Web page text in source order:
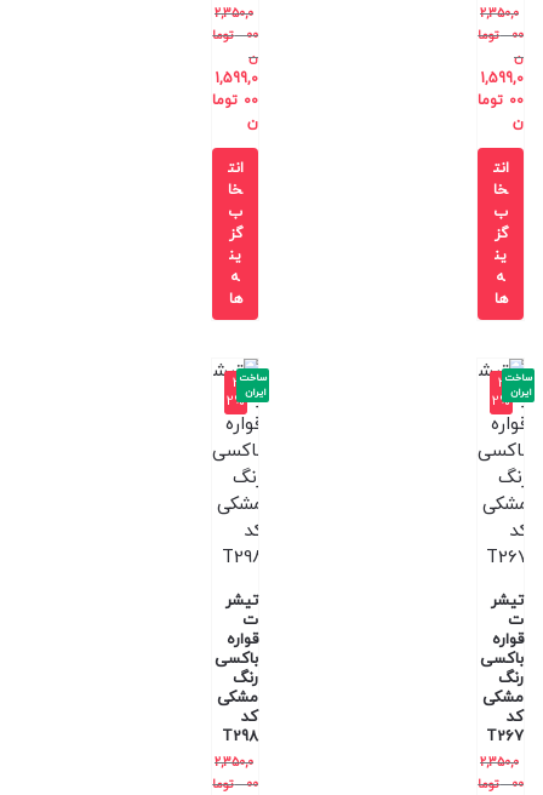
2,350,0
00
توما
ن
1,599,0
00 توما
ن
انت
خا
ب
گز
ین
ه
ها
2,350,0
00
توما
ن
1,599,0
00 توما
ن
انت
خا
ب
گز
ین
ه
ها
-3
2%
تیشر
ت
قواره
باکسی
رنگ
مشکی
کد
T267
2,350,0
00
توما
ساخت
ایران
-3
2%
تیشر
ت
قواره
باکسی
رنگ
مشکی
کد
T298
2,350,0
00
توما
ساخت
ایران